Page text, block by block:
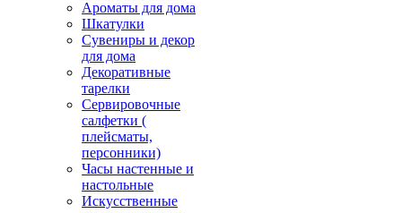
Ароматы для дома
Шкатулки
Сувениры и декор
для дома
Декоративные
тарелки
Сервировочные
салфетки (
плейсматы,
персонники)
Часы настенные и
настольные
Искусственные